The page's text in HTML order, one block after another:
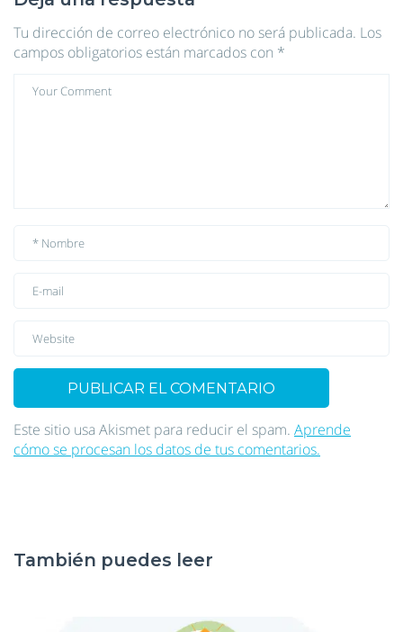
Tu dirección de correo electrónico no será publicada. Los
campos obligatorios están marcados con *
Este sitio usa Akismet para reducir el spam. Aprende
cómo se procesan los datos de tus comentarios.
También puedes leer